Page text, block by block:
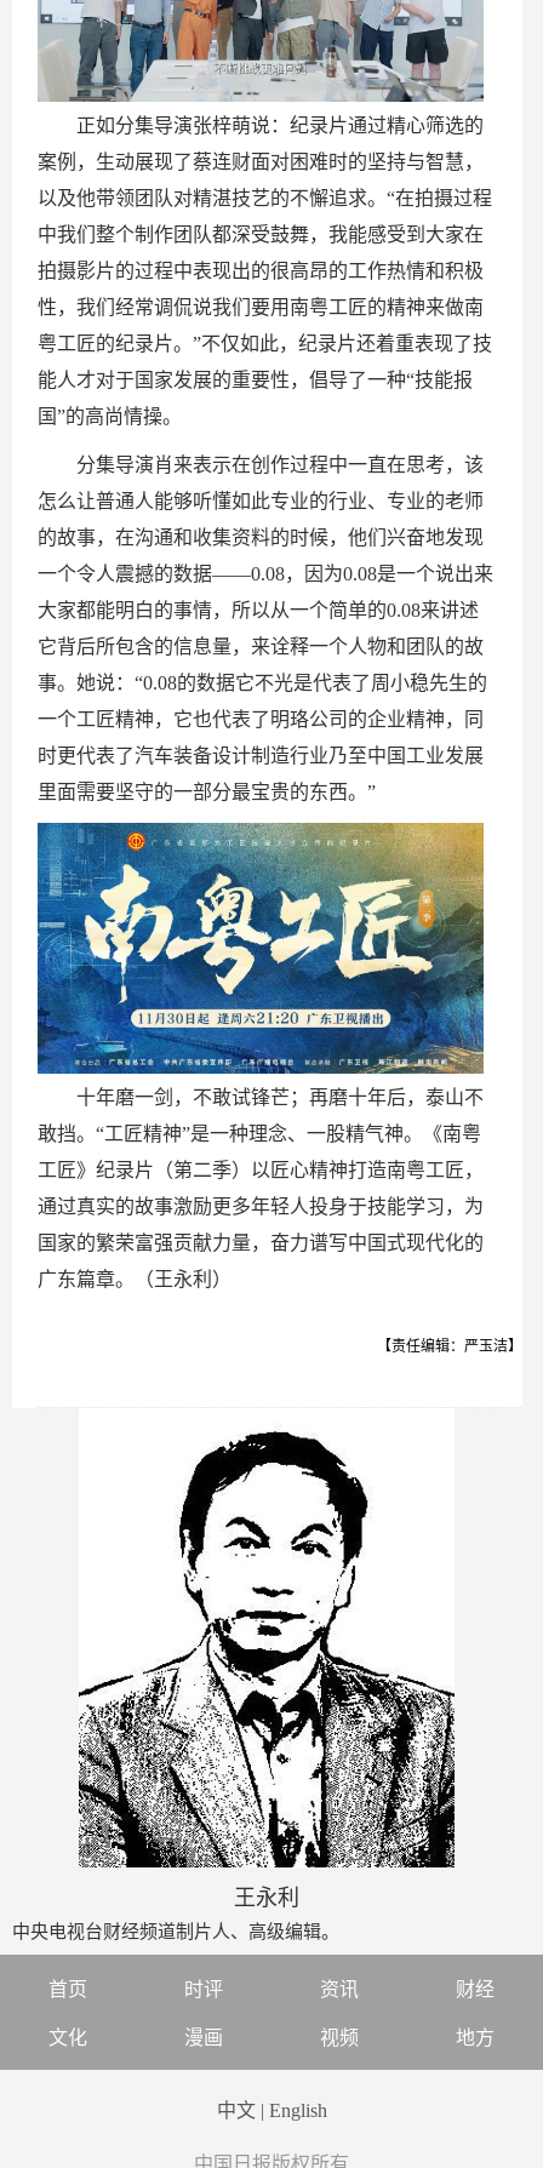
正如分集导演张梓萌说：纪录片通过精心筛选的
案例，生动展现了蔡连财面对困难时的坚持与智慧，
以及他带领团队对精湛技艺的不懈追求。“在拍摄过程
中我们整个制作团队都深受鼓舞，我能感受到大家在
拍摄影片的过程中表现出的很高昂的工作热情和积极
性，我们经常调侃说我们要用南粤工匠的精神来做南
粤工匠的纪录片。”不仅如此，纪录片还着重表现了技
能人才对于国家发展的重要性，倡导了一种“技能报
国”的高尚情操。
分集导演肖来表示在创作过程中一直在思考，该
怎么让普通人能够听懂如此专业的行业、专业的老师
的故事，在沟通和收集资料的时候，他们兴奋地发现
一个令人震撼的数据——0.08，因为0.08是一个说出来
大家都能明白的事情，所以从一个简单的0.08来讲述
它背后所包含的信息量，来诠释一个人物和团队的故
事。她说：“0.08的数据它不光是代表了周小稳先生的
一个工匠精神，它也代表了明珞公司的企业精神，同
时更代表了汽车装备设计制造行业乃至中国工业发展
里面需要坚守的一部分最宝贵的东西。”
十年磨一剑，不敢试锋芒；再磨十年后，泰山不
敢挡。“工匠精神”是一种理念、一股精气神。《南粤
工匠》纪录片（第二季）以匠心精神打造南粤工匠，
通过真实的故事激励更多年轻人投身于技能学习，为
国家的繁荣富强贡献力量，奋力谱写中国式现代化的
广东篇章。（王永利）
【责任编辑：严玉洁】
王永利
中央电视台财经频道制片人、高级编辑。
首页 时评 资讯 财经
文化 漫画 视频 地方
中文| English
中国日报版权所有